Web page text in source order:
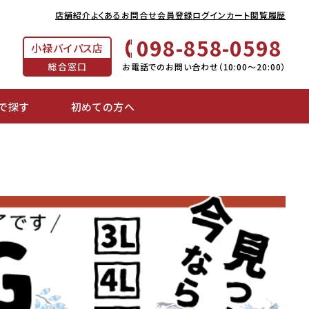
店舗紹介よくあるお問合せ会員登録ログインカート閲覧履歴
小禄バイパス店
総合窓口
098-858-0598
お電話でのお問い合わせ（10:00～20:00）
探す 初めての方へ